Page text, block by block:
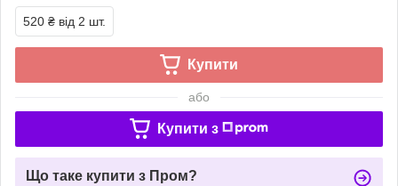
520 ₴ від 2 шт.
Купити
або
Купити з
Що таке купити з Пром?